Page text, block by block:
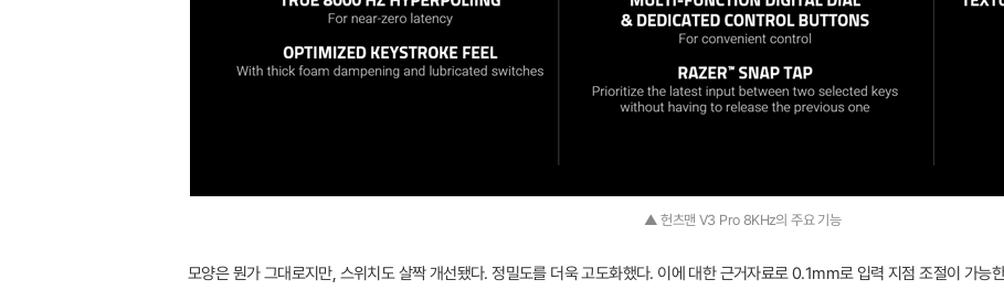
▲ 헌츠맨 V3 Pro 8KHz의 주요 기능
모양은 뭔가 그대로지만, 스위치도 살짝 개선됐다. 정밀도를 더욱 고도화했다. 이에 대한 근거자료로 0.1mm로 입력 지점 조절이 가능